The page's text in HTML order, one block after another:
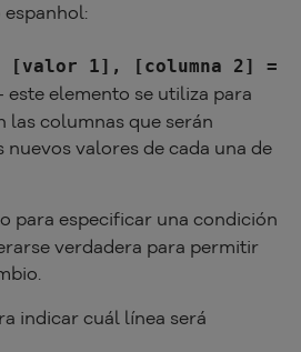
[valor 1], [columna 2] =
este elemento se utiliza para
las columnas que serán
nuevos valores de cada una de
para especificar una condición
verdadera para permitir
indicar cuál línea será